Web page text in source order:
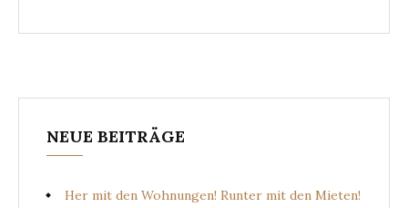
NEUE BEITRÄGE
Her mit den Wohnungen! Runter mit den Mieten!